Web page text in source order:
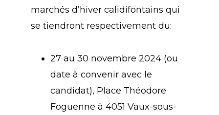
marchés d’hiver calidifontains qui
se tiendront respectivement du:
27 au 30 novembre 2024 (ou
date à convenir avec le
candidat), Place Théodore
Foguenne à 4051 Vaux-sous-